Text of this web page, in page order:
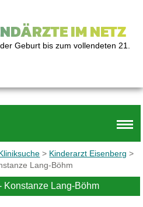
IM NETZ
Geburt bis zum vollendeten 21.
> Kinderarzt Eisenberg >
Lang-Böhm
Konstanze Lang-Böhm